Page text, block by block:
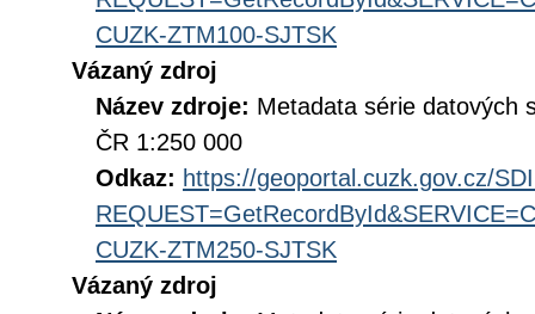
CUZK-ZTM100-SJTSK
Vázaný zdroj
Název zdroje: Metadata série datových
ČR 1:250 000
Odkaz: https://geoportal.cuzk.gov.cz/
CUZK-ZTM250-SJTSK
Vázaný zdroj